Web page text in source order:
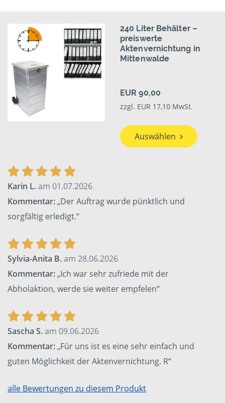
240 Liter Behälter –
preiswerte
Aktenvernichtung in
Mittenwalde
EUR 90,00
zzgl. EUR 17,10 MwSt.
Auswählen
Karin L.am 01.07.2026
Kommentar:„Der Auftrag wurde pünktlich und
sorgfältig erledigt.“
Sylvia-Anita B.am 28.06.2026
Kommentar:„Ich war sehr zufriede mit der
Abholaktion, werde sie weiter empfelen“
Sascha S.am 09.06.2026
Kommentar:„Für uns ist es eine sehr einfach und
guten Möglichkeit der Aktenvernichtung. R“
alle Bewertungen zu diesem Produkt